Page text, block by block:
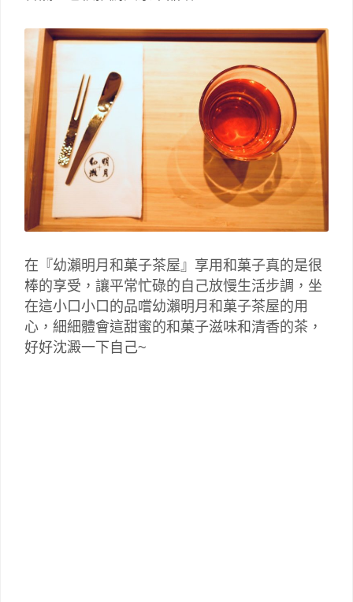
在『幼瀨明月和菓子茶屋』享用和菓子真的是很
棒的享受，讓平常忙碌的自己放慢生活步調，坐
在這小口小口的品嚐幼瀨明月和菓子茶屋的用
心，細細體會這甜蜜的和菓子滋味和清香的茶，
好好沈澱一下自己~